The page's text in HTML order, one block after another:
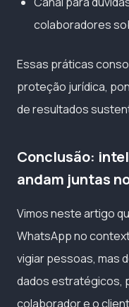
colaboradores
Essas práticas
proteção jurídica,
de resultados
Conclusão:
andam juntas
Vimos neste artigo
WhatsApp no
vigiar pessoas, mas
dados estratégicos,
colaborador e o